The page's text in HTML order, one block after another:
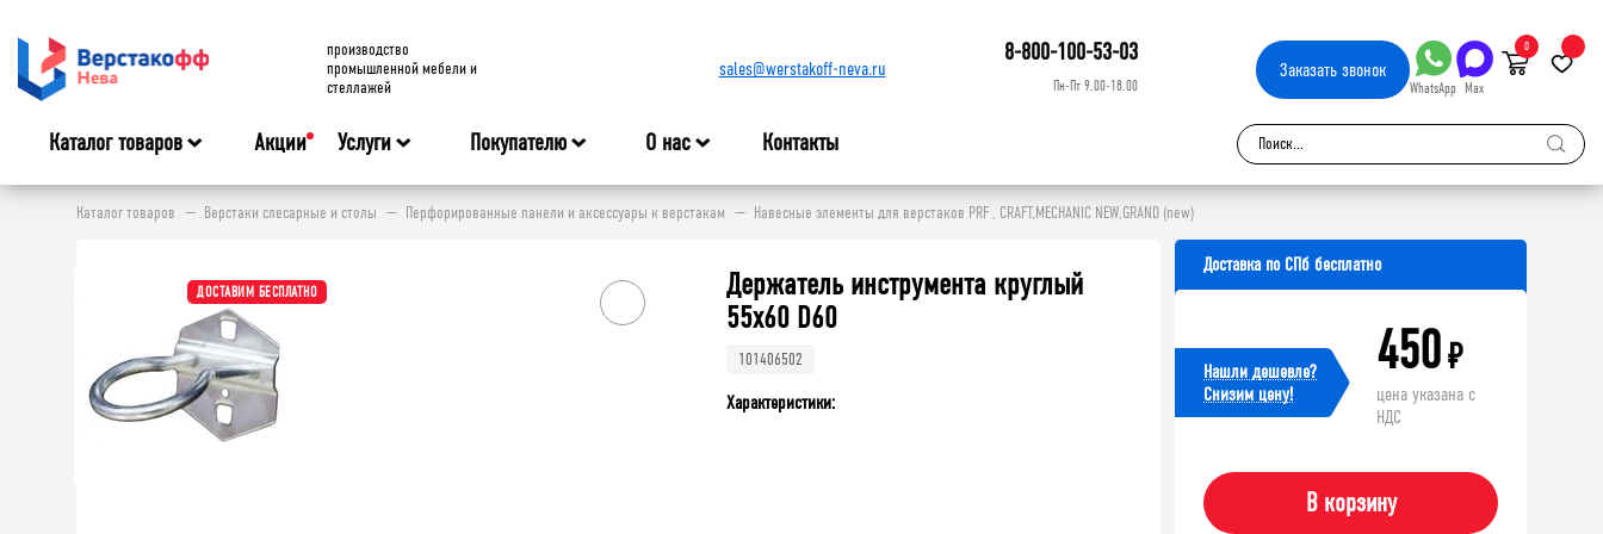
производство
промышленной мебели и
стеллажей
sales@werstakoff-neva.ru
8-800-100-53-03
Пн-Пт 9.00-18.00
Заказатьзвонок
WhatsApp Max
0
Каталог товаров Акции Услуги Покупателю О нас Контакты
Каталог товаров Верстаки слесарные и столы Перфорированные панели и аксессуары к верстакам Навесные элементы для верстаков PRF , CRAFT,MECHANIC NEW,GRAND (new)
ДОСТАВИМ БЕСПЛАТНО
Держатель инструмента круглый
55х60 D60
101406502
Характеристики:
Доставка по СПб бесплатно
Нашли дешевле?
Cнизим цену!
450₽
цена указана с
НДС
В корзину